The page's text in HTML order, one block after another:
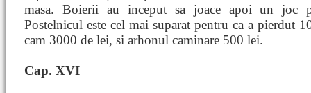
masa. Boierii au inceput sa joace apoi un joc
Postelnicul este cel mai suparat pentru ca a pierdut
cam 3000 de lei, si arhonul caminare 500 lei.
Cap. XVI